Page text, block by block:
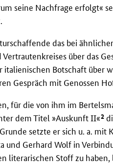
seine Nachfrage erfolgt«
das bei
über das
Botschaft über
Gespräch mit Genossen
für die von ihm im
dem Titel »Auskunft II«2
setzte er sich u. a. mit
und Gerhard Wolf in
literarischen Stoff zu